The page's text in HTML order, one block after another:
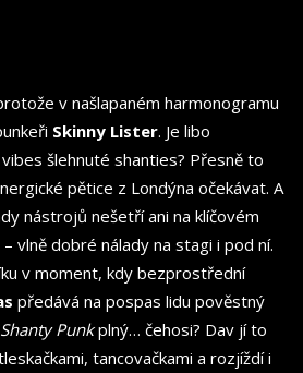
v našlapaném harmonogramu
Skinny Lister. Je libo
šlehnuté shanties? Přesně to
pětice z Londýna očekávat. A
nástrojů nešetří ani na klíčovém
vlně dobré nálady na stagi i pod ní.
v moment, kdy bezprostřední
předává na pospas lidu pověstný
Shanty Punkplný… čehosi? Dav jí to
tancovačkami a rozjíždí i